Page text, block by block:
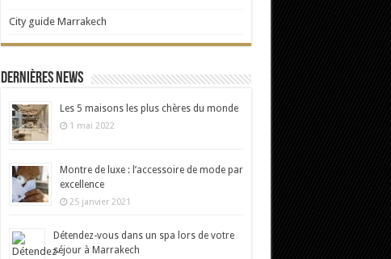
City guide Marrakech
Dernières news
Les 5 maisons les plus chères du monde
1 mai 2022
Montre de luxe : l’accessoire de mode par
excellence
25 janvier 2021
Détendez-vous dans un spa lors de votre
séjour à Marrakech